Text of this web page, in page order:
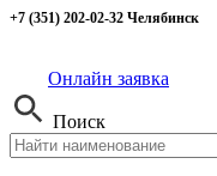
+7 (351) 202-02-32 Челябинск
Онлайн заявка
Поиск